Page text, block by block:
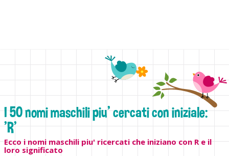
I 50 nomi maschili piu' cercati con iniziale:
'R'
Ecco i nomi maschili piu' ricercati che iniziano con R e il
loro significato